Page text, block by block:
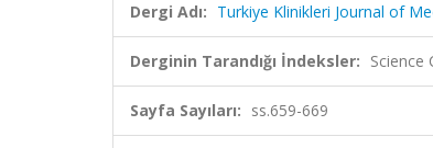
Dergi Adı: Turkiye Klinikleri Journal of
Derginin Tarandığı İndeksler: Science
Sayfa Sayıları: ss.659-669